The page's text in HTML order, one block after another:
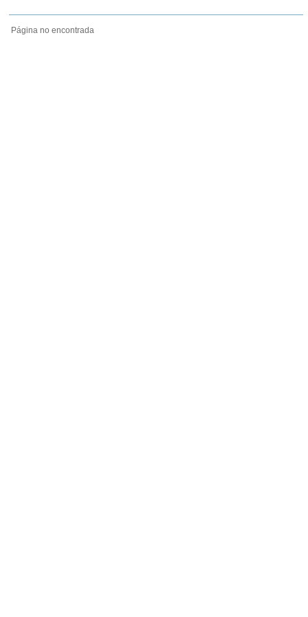
Página no encontrada